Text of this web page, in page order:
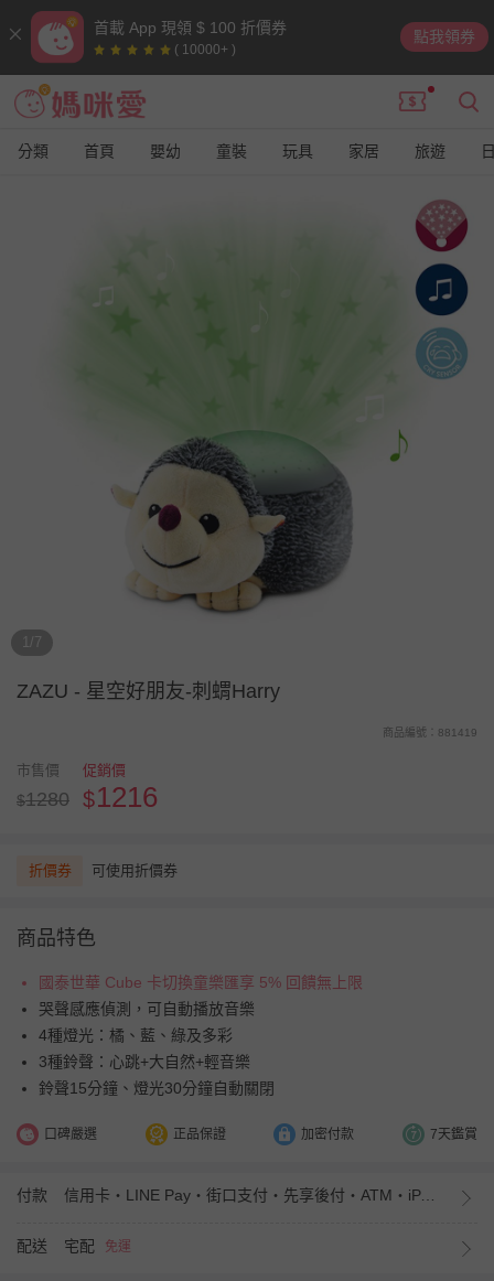
首載 App 現領 $ 100 折價券
( 10000+ )
點我領券
分類 首頁 嬰幼 童裝 玩具 家居 旅遊
1/7
ZAZU - 星空好朋友-刺蝟Harry
商品編號：881419
市售價
$1280
促銷價
$1216
折價券 可使用折價券
商品特色
國泰世華 Cube 卡切換童樂匯享 5% 回饋無上限
哭聲感應偵測，可自動播放音樂
4種燈光：橘、藍、綠及多彩
3種鈴聲：心跳+大自然+輕音樂
鈴聲15分鐘、燈光30分鐘自動關閉
口碑嚴選 正品保證 加密付款 7天鑑賞
付款 信用卡・LINE Pay・街口支付・先享後付・ATM・iPASS MONEY
配送 宅配 免運